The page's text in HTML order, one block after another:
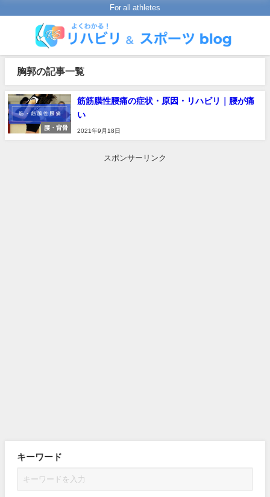
For all athletes
胸郭の記事一覧
腰・背骨
筋筋膜性腰痛の症状・原因・リハビリ｜腰が痛
い
2021年9月18日
スポンサーリンク
キーワード